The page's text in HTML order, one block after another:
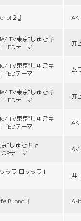
２』
TV東京“しゅごキ
”EDテーマ
井
TV東京“しゅごキ
”EDテーマ
ム
TV東京“しゅごキ
”EDテーマ
井
TV東京“しゅごキ
”EDテーマ
“しゅごキャ
テーマ
ッタラ ロッタラ」
井
Buono!』 A-